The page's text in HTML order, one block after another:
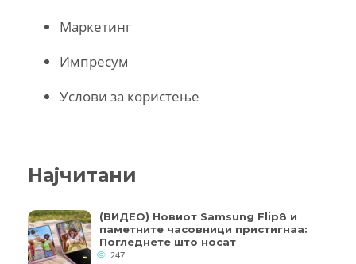
Маркетинг
Импресум
Услови за користење
Најчитани
(ВИДЕО) Новиот Samsung Flip8 и
паметните часовници пристигнаа:
Погледнете што носат
247